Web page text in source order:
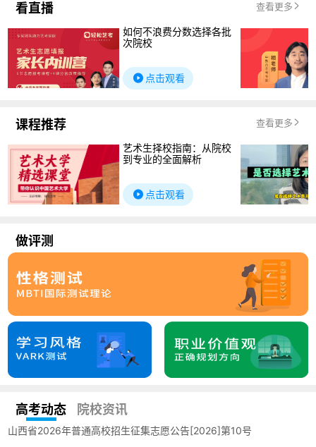
看直播 查看更多
如何不浪费分数选择各批
次院校
点击观看
课程推荐 查看更多
艺术生择校指南：从院校
到专业的全面解析
点击观看
做评测
高考动态 院校资讯
山西省2026年普通高校招生征集志愿公告[2026]第10号